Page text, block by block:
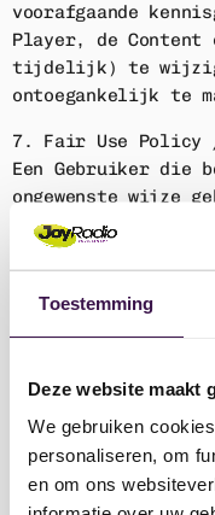
Toestemming
Deze website maakt
We gebruiken
personaliseren, om
en om ons
voorafgaande
Player, de
tijdelijk) te
ontoegankelijk te
7. Fair Use
Een Gebruiker die
ongewenste wijze
streams,
apps of content
gebruik in strijd
of onevenredig
worden
gebruik en aldus
geautomatiseerd